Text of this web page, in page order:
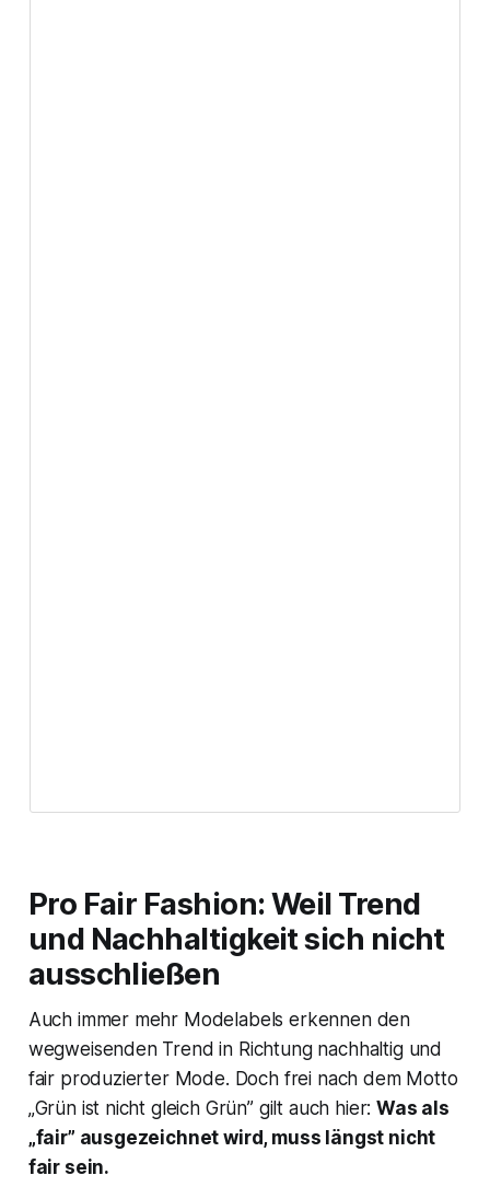
Pro Fair Fashion: Weil Trend
und Nachhaltigkeit sich nicht
ausschließen
Auch immer mehr Modelabels erkennen den
wegweisenden Trend in Richtung nachhaltig und
fair produzierter Mode. Doch frei nach dem Motto
„Grün ist nicht gleich Grün” gilt auch hier:Was als
„fair” ausgezeichnet wird, muss längst nicht
fair sein.